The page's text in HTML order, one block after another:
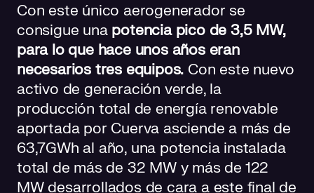
Con este único aerogenerador se
consigue una potencia pico de 3,5 MW,
para lo que hace unos años eran
necesarios tres equipos. Con este nuevo
activo de generación verde, la
producción total de energía renovable
aportada por Cuerva asciende a más de
63,7GWh al año, una potencia instalada
total de más de 32 MW y más de 122
MW desarrollados de cara a este final de